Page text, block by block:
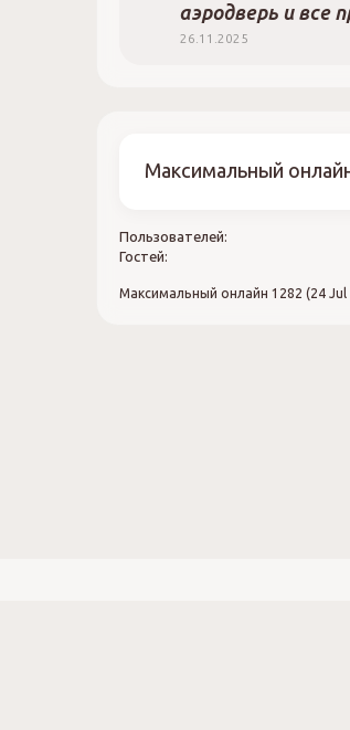
аэродверь и все
26.11.2025
Максимальный
Пользователей:
Гостей:
Максимальный онлайн 1282 (24 Jul